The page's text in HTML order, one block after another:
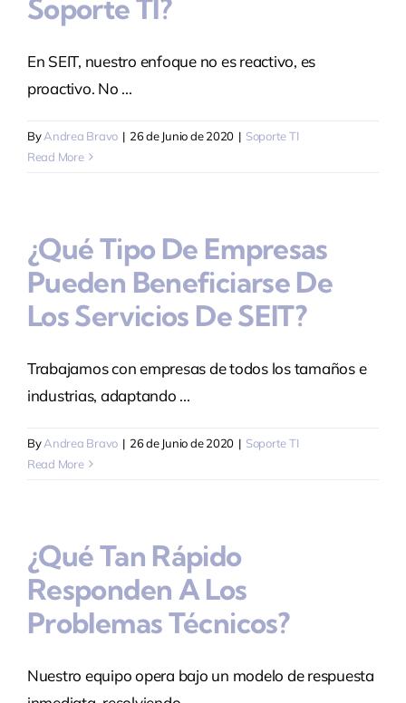
Soporte TI?
En SEIT, nuestro enfoque no es reactivo, es
proactivo. No ...
ByAndrea Bravo | 26 de Junio de 2020 | Soporte TI
Read More
¿Qué Tipo De Empresas
Pueden Beneficiarse De
Los Servicios De SEIT?
Trabajamos con empresas de todos los tamaños e
industrias, adaptando ...
ByAndrea Bravo | 26 de Junio de 2020 | Soporte TI
Read More
¿Qué Tan Rápido
Responden A Los
Problemas Técnicos?
Nuestro equipo opera bajo un modelo de respuesta